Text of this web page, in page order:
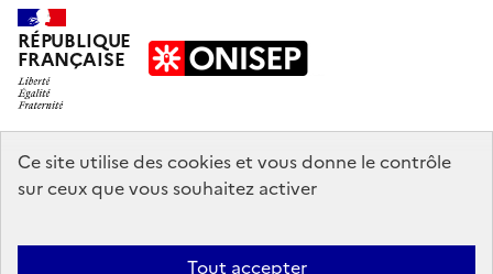
Ce site utilise des cookies et vous donne le contrôle
sur ceux que vous souhaitez activer
Tout accepter
RÉPUBLIQUE
FRANÇAISE
education.gouv.fr
enseignementsup-recherche.gouv.fr